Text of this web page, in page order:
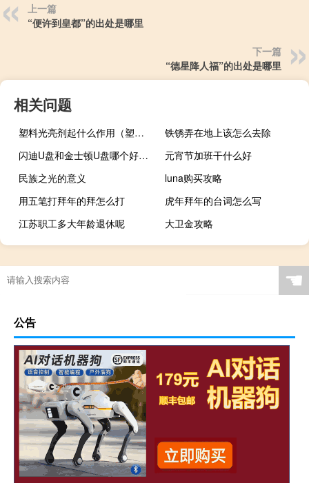
上一篇
“便许到皇都”的出处是哪里
下一篇
“德星降人福”的出处是哪里
相关问题
塑料光亮剂起什么作用（塑料光亮剂）
铁锈弄在地上该怎么去除
闪迪U盘和金士顿U盘哪个好（闪迪和金士顿u盘哪个好）
元宵节加班干什么好
民族之光的意义
luna购买攻略
用五笔打拜年的拜怎么打
虎年拜年的台词怎么写
江苏职工多大年龄退休呢
大卫金攻略
☚
公告